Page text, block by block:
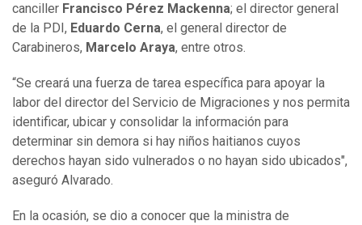
canciller Francisco Pérez Mackenna; el director general
de la PDI, Eduardo Cerna, el general director de
Carabineros, Marcelo Araya, entre otros.
“Se creará una fuerza de tarea específica para apoyar la
labor del director del Servicio de Migraciones y nos permita
identificar, ubicar y consolidar la información para
determinar sin demora si hay niños haitianos cuyos
derechos hayan sido vulnerados o no hayan sido ubicados",
aseguró Alvarado.
En la ocasión, se dio a conocer que la ministra de